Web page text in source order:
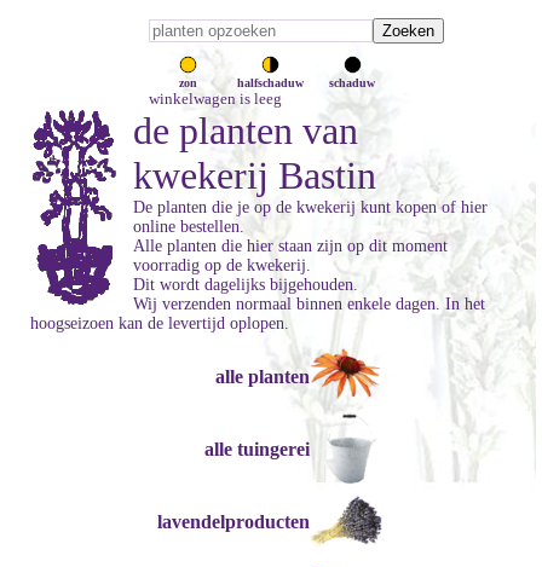
zon halfschaduw schaduw
winkelwagen is leeg
de planten van
kwekerij Bastin
De planten die je op de kwekerij kunt kopen of hier
online bestellen.
Alle planten die hier staan zijn op dit moment
voorradig op de kwekerij.
Dit wordt dagelijks bijgehouden.
Wij verzenden normaal binnen enkele dagen. In het
hoogseizoen kan de levertijd oplopen.
alle planten
alle tuingerei
lavendelproducten